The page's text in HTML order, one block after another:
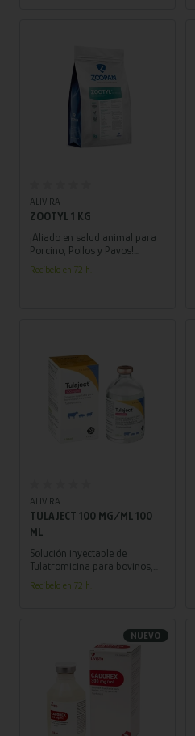
ALIVIRA
ZOOTYL 1 KG
¡Aliado en salud animal para
Porcino, Pollos y Pavos!
Tratamiento y prevención de
diversas enfermedades con
Recíbelo en 72 h.
ALIVIRA
TULAJECT 100 MG/ML 100
ML
Solución inyectable de
Tulatromicina para bovinos,
ovinos y porcinos.
Tratamiento y prevención de
Recíbelo en 72 h.
NUEVO